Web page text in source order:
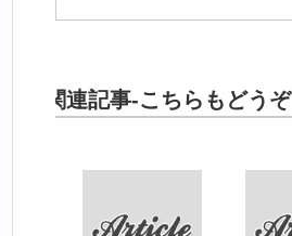
関連記事-こちらもどうぞ